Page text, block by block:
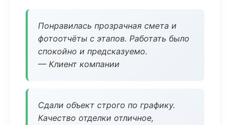
Понравилась прозрачная смета и
фотоотчёты с этапов. Работать было
спокойно и предсказуемо.
— Клиент компании
Сдали объект строго по графику.
Качество отделки отличное,